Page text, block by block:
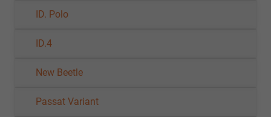
ID. Polo
ID.4
New Beetle
Passat Variant